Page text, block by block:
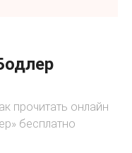
прочитать онлайн
бесплатно